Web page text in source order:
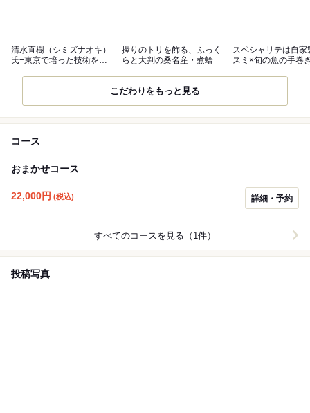
清水直樹（シミズナオキ）
氏−東京で培った技術を名
握りのトリを飾る、ふっく
らと大判の桑名産・煮蛤
スペシャリテは自家
スミ×旬の魚の手巻
こだわりをもっと見る
コース
おまかせコース
22,000円 (税込) 詳細・予約
すべてのコースを見る（1件）
投稿写真